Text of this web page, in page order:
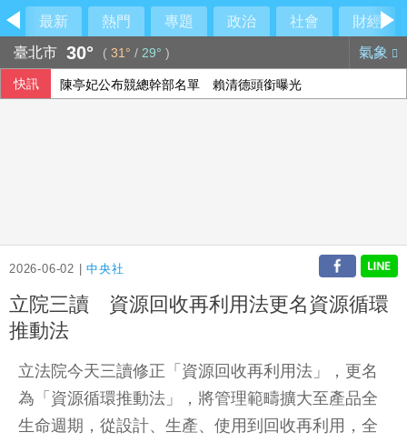
最新 熱門 專題 政治 社會
財經
臺北市 30° ( 31° / 29° ) 氣象
快訊 陳亭妃公布競總幹部名單 賴清德頭銜曝光
2026-06-02 |中央社
立院三讀 資源回收再利用法更名資源循環
推動法
立法院今天三讀修正「資源回收再利用法」，更名
為「資源循環推動法」，將管理範疇擴大至產品全
生命週期，從設計、生產、使用到回收再利用，全